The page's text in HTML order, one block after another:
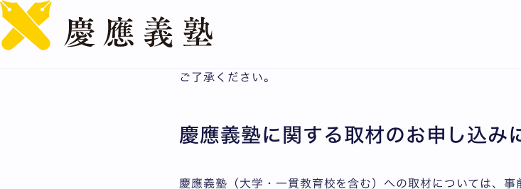
取材情報
ご了承ください。
慶應義塾に関する取材のお申し込み
慶應義塾（大学・一貫教育校を含む）への取材については、